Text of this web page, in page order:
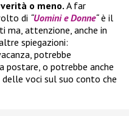
o meno. A far
di “Uomini e Donne“è il
ma, attenzione, anche in
spiegazioni:
potrebbe
postare, o potrebbe anche
delle voci sul suo conto che